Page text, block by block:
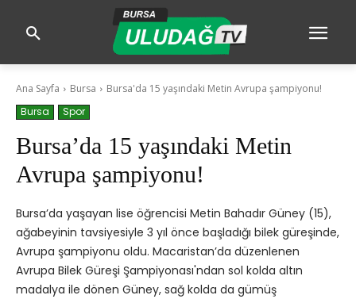
Ana Sayfa Bursa
Bursa'da 15 yaşındaki Metin Avrupa şampiyonu!
Bursa
Spor
Bursa’da 15 yaşındaki Metin
Avrupa şampiyonu!
Bursa’da yaşayan lise öğrencisi Metin Bahadır Güney (15),
ağabeyinin tavsiyesiyle 3 yıl önce başladığı bilek güreşinde,
Avrupa şampiyonu oldu. Macaristan’da düzenlenen
Avrupa Bilek Güreşi Şampiyonası'ndan sol kolda altın
madalya ile dönen Güney, sağ kolda da gümüş